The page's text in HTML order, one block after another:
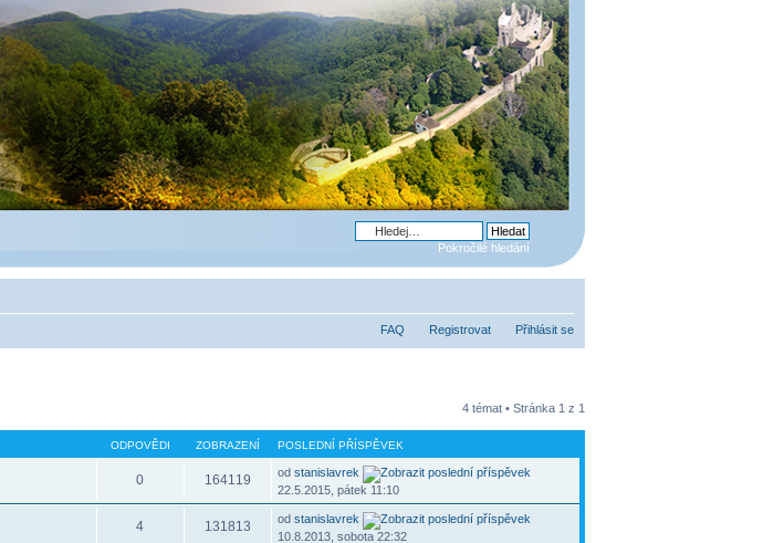
Pokročilé hledání
FAQ Registrovat Přihlásit se
4 témat • Stránka 1 z 1
ODPOVĚDI ZOBRAZENÍ POSLEDNÍ PŘÍSPĚVEK
0 164119 od stanislavrek
22.5.2015, pátek 11:10
4 131813 od stanislavrek
10.8.2013, sobota 22:32